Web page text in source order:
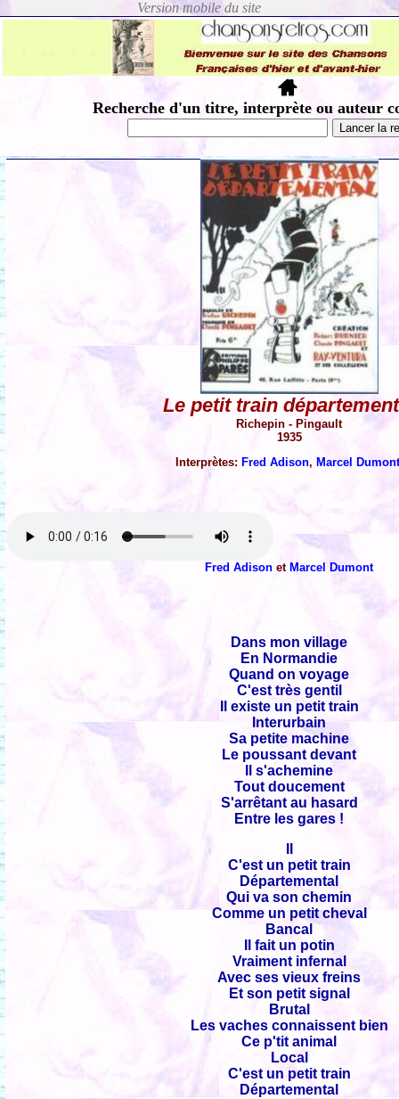
Recherche d'un titre, interprète ou auteur
Le petit train
Richepin - Pingault
1935
Interprètes: Fred Adison, Marcel Dumont
Fred Adison et Marcel Dumont
Dans mon village
En Normandie
Quand on voyage
C'est très gentil
Il existe un petit train
Interurbain
Sa petite machine
Le poussant devant
Il s'achemine
Tout doucement
S'arrêtant au hasard
Entre les gares !
C'est un petit train
Départemental
Qui va son chemin
Comme un petit cheval
Bancal
Il fait un potin
Vraiment infernal
Avec ses vieux freins
Et son petit signal
Brutal
Les vaches connaissent bien
Ce p'tit animal
Local
C'est un petit train
Départemental